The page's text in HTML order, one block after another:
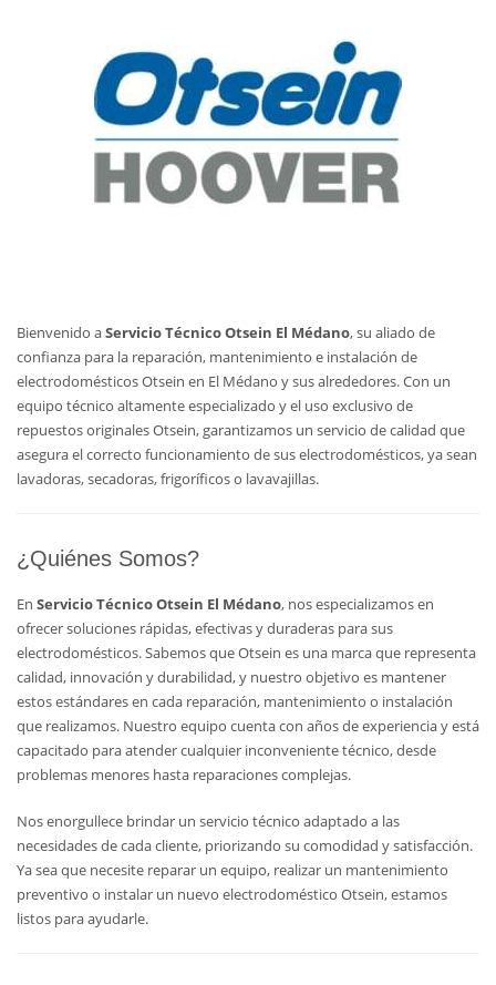
Bienvenido aServicio Técnico Otsein El Médano, su aliado de
confianza para la reparación, mantenimiento e instalación de
electrodomésticos Otsein en El Médano y sus alrededores. Con un
equipo técnico altamente especializado y el uso exclusivo de
repuestos originales Otsein, garantizamos un servicio de calidad que
asegura el correcto funcionamiento de sus electrodomésticos, ya sean
lavadoras, secadoras, frigoríficos o lavavajillas.
¿Quiénes Somos?
En Servicio Técnico Otsein El Médano, nos especializamos en
ofrecer soluciones rápidas, efectivas y duraderas para sus
electrodomésticos. Sabemos que Otsein es una marca que representa
calidad, innovación y durabilidad, y nuestro objetivo es mantener
estos estándares en cada reparación, mantenimiento o instalación
que realizamos. Nuestro equipo cuenta con años de experiencia y está
capacitado para atender cualquier inconveniente técnico, desde
problemas menores hasta reparaciones complejas.
Nos enorgullece brindar un servicio técnico adaptado a las
necesidades de cada cliente, priorizando su comodidad y satisfacción.
Ya sea que necesite reparar un equipo, realizar un mantenimiento
preventivo o instalar un nuevo electrodoméstico Otsein, estamos
listos para ayudarle.